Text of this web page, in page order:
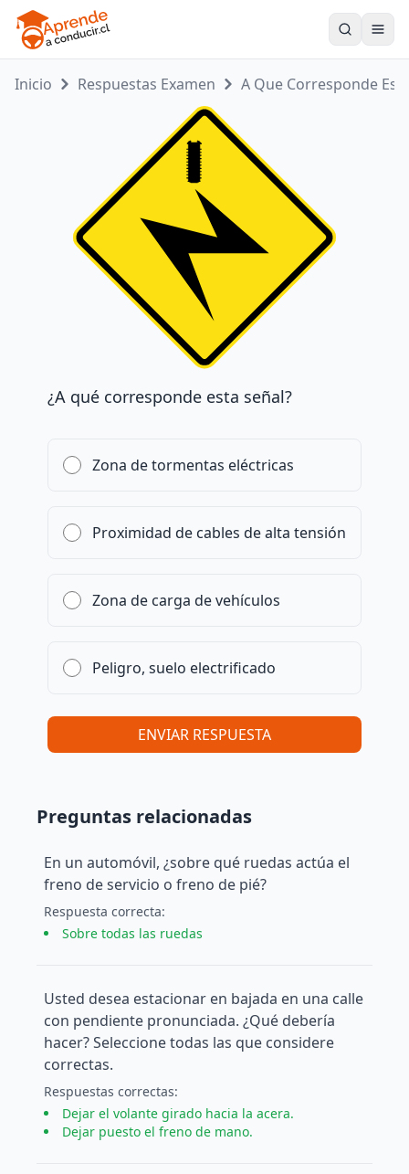
Inicio Respuestas Examen A Que Corresponde Es...
¿A qué corresponde esta señal?
Zona de tormentas eléctricas
Proximidad de cables de alta tensión
Zona de carga de vehículos
Peligro, suelo electrificado
ENVIAR RESPUESTA
Preguntas relacionadas
En un automóvil, ¿sobre qué ruedas actúa el
freno de servicio o freno de pié?
Respuesta correcta:
Sobre todas las ruedas
Usted desea estacionar en bajada en una calle
con pendiente pronunciada. ¿Qué debería
hacer? Seleccione todas las que considere
correctas.
Respuestas correctas:
Dejar el volante girado hacia la acera.
Dejar puesto el freno de mano.